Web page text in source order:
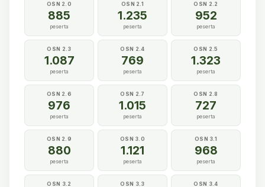
OSN 2.0
885
peserta
OSN 2.1
1.235
peserta
OSN 2.2
952
peserta
OSN 2.3
1.087
peserta
OSN 2.4
769
peserta
OSN 2.5
1.323
peserta
OSN 2.6
976
peserta
OSN 2.7
1.015
peserta
OSN 2.8
727
peserta
OSN 2.9
880
peserta
OSN 3.0
1.121
peserta
OSN 3.1
968
peserta
OSN 3.2 OSN 3.3 OSN 3.4